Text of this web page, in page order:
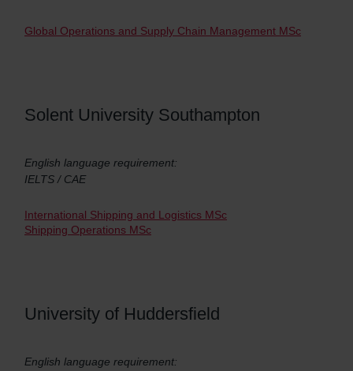
Global Operations and Supply Chain Management MSc
Solent University Southampton
English language requirement:
IELTS / CAE
International Shipping and Logistics MSc
Shipping Operations MSc
University of Huddersfield
English language requirement: